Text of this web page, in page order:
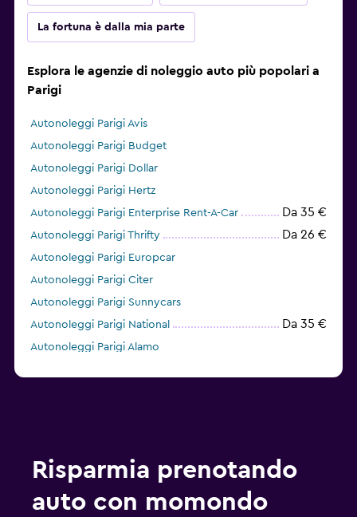
La fortuna è dalla mia parte
Esplora le agenzie di noleggio auto più popolari a
Parigi
Autonoleggi Parigi Avis
Autonoleggi Parigi Budget
Autonoleggi Parigi Dollar
Autonoleggi Parigi Hertz
Autonoleggi Parigi Enterprise Rent-A-Car
Da 35 €
Autonoleggi Parigi Thrifty Da 26 €
Autonoleggi Parigi Europcar
Autonoleggi Parigi Citer
Autonoleggi Parigi Sunnycars
Autonoleggi Parigi National
Da 35 €
Autonoleggi Parigi Alamo
Risparmia prenotando
auto con momondo